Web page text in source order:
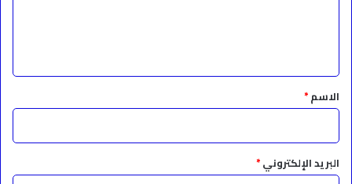
ق
*الاسم*
البريد الإلكتروني*